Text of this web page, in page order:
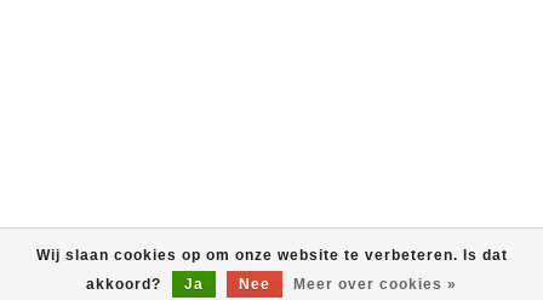
Wij slaan cookies op om onze website te verbeteren. Is dat
akkoord?
Ja Nee Meer over cookies »